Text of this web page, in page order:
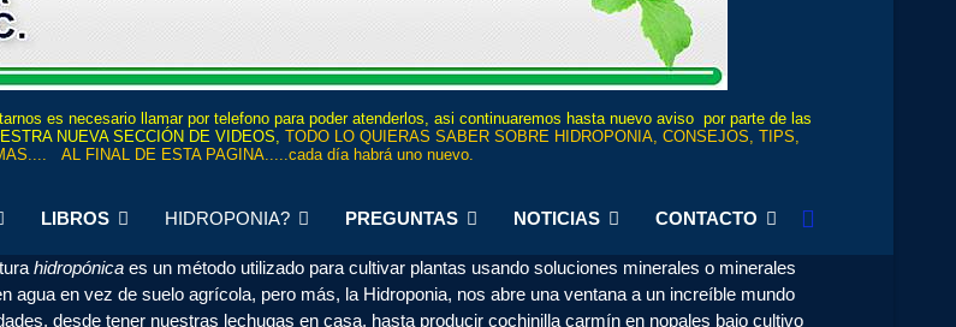
es necesario llamar por telefono para poder atenderlos, asi continuaremos hasta nuevo aviso por parte de las
NUEVA SECCIÓN DE VIDEOS, TODO LO QUIERAS SABER SOBRE HIDROPONIA, CONSEJOS, TIPS,
AL FINAL DE ESTA PAGINA.....cada día habrá uno nuevo.
LIBROS HIDROPONIA? PREGUNTAS NOTICIAS CONTACTO
hidropónica es un método utilizado para cultivar plantas usando soluciones minerales o minerales
agua en vez de suelo agrícola, pero más, la Hidroponia, nos abre una ventana a un increíble mundo
desde tener nuestras lechugas en casa, hasta producir cochinilla carmín en nopales bajo cultivo